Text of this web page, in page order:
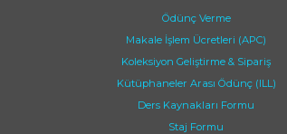
Ödünç Verme
Makale İşlem Ücretleri (APC)
Koleksiyon Geliştirme & Sipariş
Kütüphaneler Arası Ödünç (ILL)
Ders Kaynakları Formu
Staj Formu